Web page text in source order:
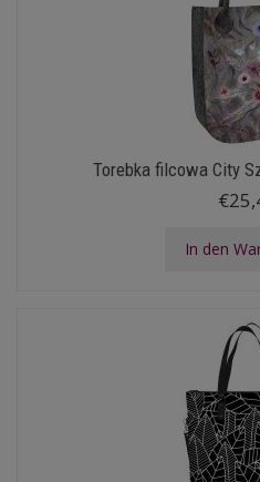
Torebka filcowa City
In den